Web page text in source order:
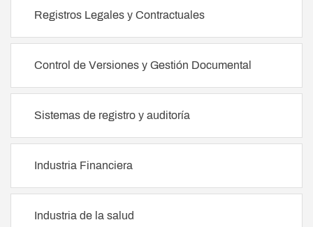
Registros Legales y Contractuales
Control de Versiones y Gestión Documental
Sistemas de registro y auditoría
Industria Financiera
Industria de la salud